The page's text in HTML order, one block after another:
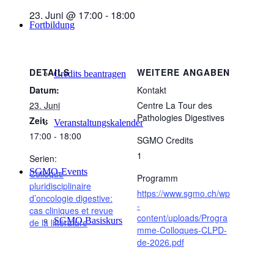
Fortbildung
Credits beantragen
Veranstaltungskalender
SGMO-Events
SGMO Basiskurs
23. Juni @ 17:00 - 18:00
DETAILS
Datum:
23. Juni
Zeit:
17:00 - 18:00
Serien:
Colloque
pluridisciplinaire
d’oncologie digestive:
cas cliniques et revue
de la littérature
WEITERE ANGABEN
Kontakt
Centre La Tour des
Pathologies Digestives
SGMO Credits
1
Programm
https://www.sgmo.ch/wp
-
content/uploads/Progra
mme-Colloques-CLPD-
de-2026.pdf